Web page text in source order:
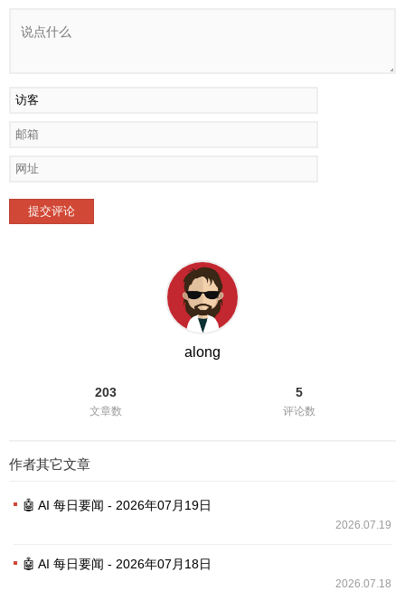
提交评论
along
203
文章数
5
评论数
作者其它文章
🤖 AI 每日要闻 - 2026年07月19日
2026.07.19
🤖 AI 每日要闻 - 2026年07月18日
2026.07.18